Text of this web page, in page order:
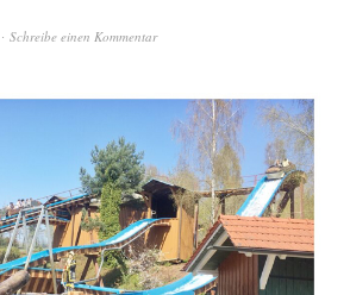
Schreibe einen Kommentar